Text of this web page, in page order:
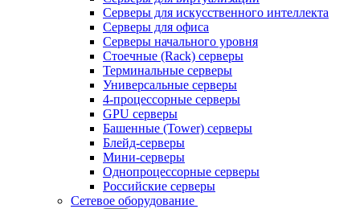
Серверы для искусственного интеллекта
Серверы для офиса
Серверы начального уровня
Стоечные (Rack) серверы
Терминальные серверы
Универсальные серверы
4-процессорные серверы
GPU серверы
Башенные (Tower) серверы
Блейд-серверы
Мини-серверы
Однопроцессорные серверы
Российские серверы
Сетевое оборудование